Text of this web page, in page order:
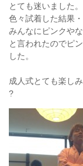
とても迷いました。
色々試着した結果・
みんなにピンクやな
と言われたのでピ
した。
成人式とても楽し
?